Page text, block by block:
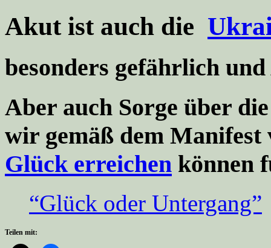
Akut ist auch die
besonders gefährlich
Aber auch Sorge über
wir gemäß dem
Glück erreichen können
“Glück oder Untergang”
Teilen mit: